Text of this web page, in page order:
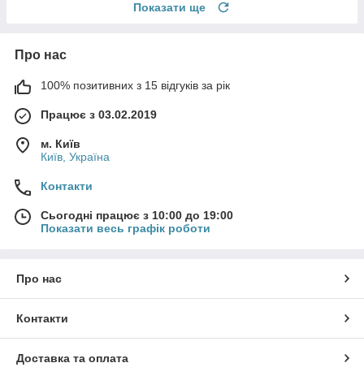
Показати ще
Про нас
100% позитивних з 15 відгуків за рік
Працює з 03.02.2019
м. Київ
Київ, Україна
Контакти
Сьогодні працює з 10:00 до 19:00
Показати весь графік роботи
Про нас
Контакти
Доставка та оплата